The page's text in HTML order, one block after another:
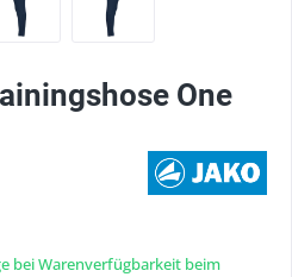
One
bei Warenverfügbarkeit beim